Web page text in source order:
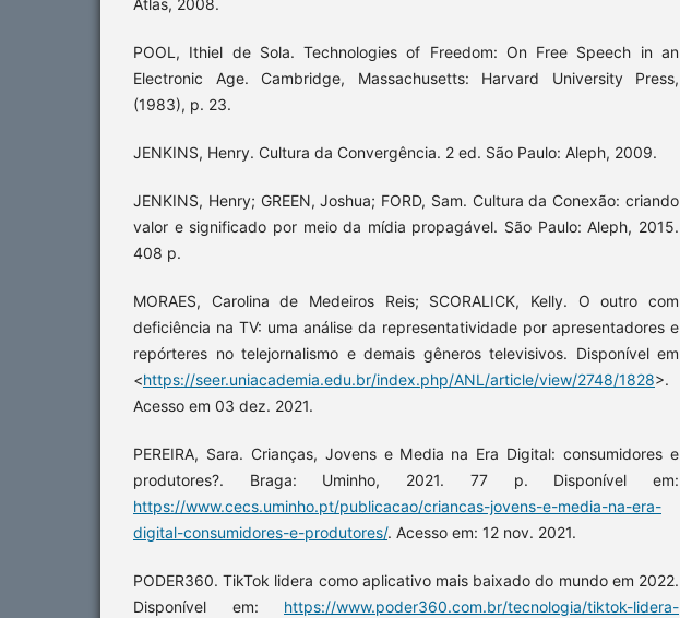
Atlas, 2008.
POOL, Ithiel de Sola. Technologies of Freedom: On Free Speech in an
Electronic Age. Cambridge, Massachusetts: Harvard University Press,
(1983), p. 23.
JENKINS, Henry. Cultura da Convergência. 2 ed. São Paulo: Aleph, 2009.
JENKINS, Henry; GREEN, Joshua; FORD, Sam. Cultura da Conexão: criando
valor e significado por meio da mídia propagável. São Paulo: Aleph, 2015.
408 p.
MORAES, Carolina de Medeiros Reis; SCORALICK, Kelly. O outro com
deficiência na TV: uma análise da representatividade por apresentadores e
repórteres no telejornalismo e demais gêneros televisivos. Disponível em
<https://seer.uniacademia.edu.br/index.php/ANL/article/view/2748/1828>.
Acesso em 03 dez. 2021.
PEREIRA, Sara. Crianças, Jovens e Media na Era Digital: consumidores e
produtores?. Braga: Uminho, 2021. 77 p. Disponível em:
https://www.cecs.uminho.pt/publicacao/criancas-jovens-e-media-na-era-
digital-consumidores-e-produtores/. Acesso em: 12 nov. 2021.
PODER360. TikTok lidera como aplicativo mais baixado do mundo em 2022.
Disponível em: https://www.poder360.com.br/tecnologia/tiktok-lidera-